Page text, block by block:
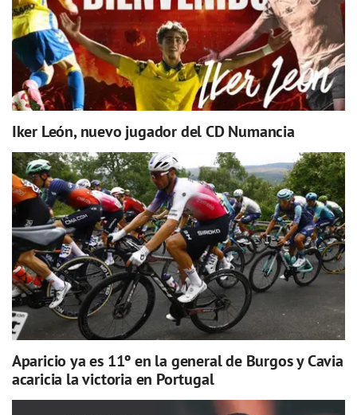
Iker León, nuevo jugador del CD Numancia
Aparicio ya es 11º en la general de Burgos y Cavia
acaricia la victoria en Portugal